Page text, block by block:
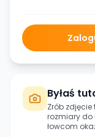
Byłaś
Zrób zdjęcie
rozmiary do
łowcom